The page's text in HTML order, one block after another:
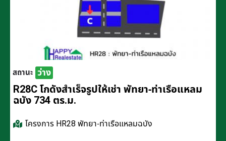
สถานะ ว่าง
R28C โกดังสำเร็จรูปให้เช่า พัทยา-ท่าเรือแหลม
ฉบัง 734 ตร.ม.
โครงการ HR28 พัทยา-ท่าเรือแหลมฉบัง